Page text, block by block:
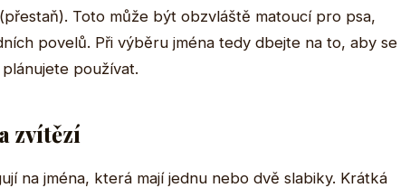
Toto může být obzvláště matoucí pro psa,
povelů. Při výběru jména tedy dbejte na to, aby se
používat.
zvítězí
na jména, která mají jednu nebo dvě slabiky. Krátká